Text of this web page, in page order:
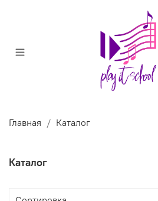
Главная Каталог
Каталог